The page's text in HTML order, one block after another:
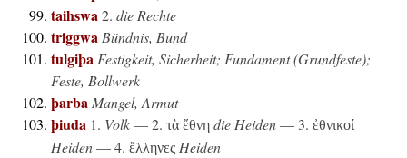
taihswa2. die Rechte
triggwa Bündnis, Bund
tulgiþa Festigkeit, Sicherheit; Fundament (Grundfeste);
Feste, Bollwerk
þarba Mangel, Armut
þiuda 1. Volk— 2. τὰ ἔθνη die Heiden— 3. ἐθνικοί
Heiden— 4. ἕλληνες Heiden